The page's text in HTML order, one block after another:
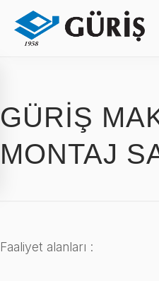
GÜRİŞ
MONTAJ
Faaliyet alanları :